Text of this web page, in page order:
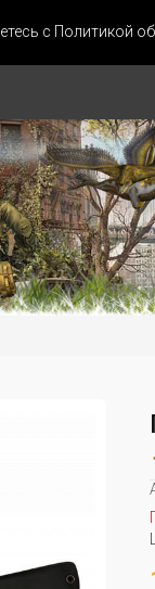
с Политикой